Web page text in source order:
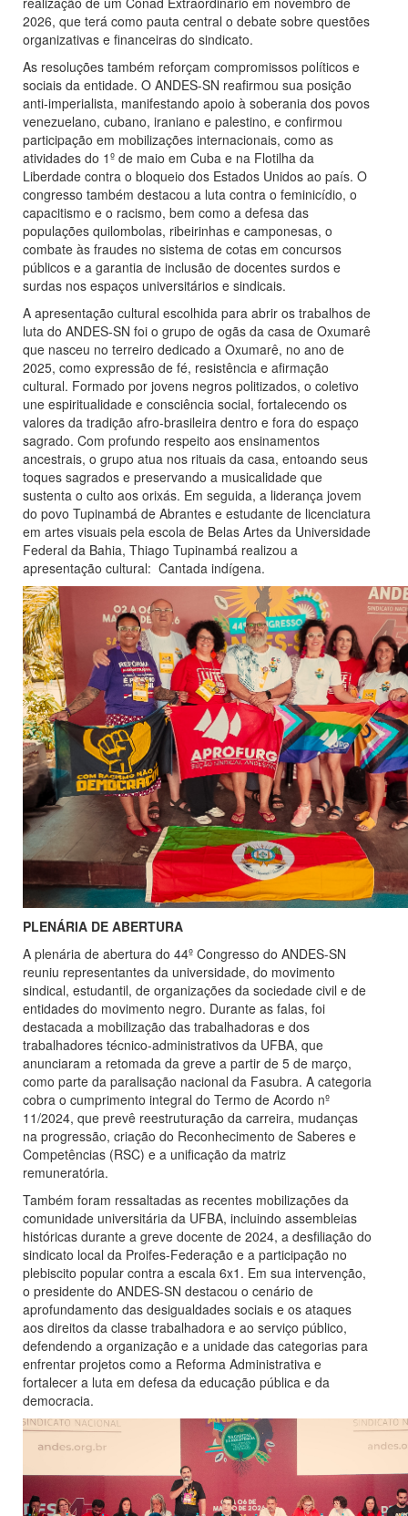
2026, que terá como pauta central o debate sobre questões
organizativas e financeiras do sindicato.
As resoluções também reforçam compromissos políticos e
sociais da entidade. O ANDES-SN reafirmou sua posição
anti-imperialista, manifestando apoio à soberania dos povos
venezuelano, cubano, iraniano e palestino, e confirmou
participação em mobilizações internacionais, como as
atividades do 1º de maio em Cuba e na Flotilha da
Liberdade contra o bloqueio dos Estados Unidos ao país. O
congresso também destacou a luta contra o feminicídio, o
capacitismo e o racismo, bem como a defesa das
populações quilombolas, ribeirinhas e camponesas, o
combate às fraudes no sistema de cotas em concursos
públicos e a garantia de inclusão de docentes surdos e
surdas nos espaços universitários e sindicais.
A apresentação cultural escolhida para abrir os trabalhos de
luta do ANDES-SN foi o grupo de ogãs da casa de Oxumarê
que nasceu no terreiro dedicado a Oxumarê, no ano de
2025, como expressão de fé, resistência e afirmação
cultural. Formado por jovens negros politizados, o coletivo
une espiritualidade e consciência social, fortalecendo os
valores da tradição afro-brasileira dentro e fora do espaço
sagrado. Com profundo respeito aos ensinamentos
ancestrais, o grupo atua nos rituais da casa, entoando seus
toques sagrados e preservando a musicalidade que
sustenta o culto aos orixás. Em seguida, a liderança jovem
do povo Tupinambá de Abrantes e estudante de licenciatura
em artes visuais pela escola de Belas Artes da Universidade
Federal da Bahia, Thiago Tupinambá realizou a
apresentação cultural: Cantada indígena.
PLENÁRIA DE ABERTURA
A plenária de abertura do 44º Congresso do ANDES-SN
reuniu representantes da universidade, do movimento
sindical, estudantil, de organizações da sociedade civil e de
entidades do movimento negro. Durante as falas, foi
destacada a mobilização das trabalhadoras e dos
trabalhadores técnico-administrativos da UFBA, que
anunciaram a retomada da greve a partir de 5 de março,
como parte da paralisação nacional da Fasubra. A categoria
cobra o cumprimento integral do Termo de Acordo nº
11/2024, que prevê reestruturação da carreira, mudanças
na progressão, criação do Reconhecimento de Saberes e
Competências (RSC) e a unificação da matriz
remuneratória.
Também foram ressaltadas as recentes mobilizações da
comunidade universitária da UFBA, incluindo assembleias
históricas durante a greve docente de 2024, a desfiliação do
sindicato local da Proifes-Federação e a participação no
plebiscito popular contra a escala 6x1. Em sua intervenção,
o presidente do ANDES-SN destacou o cenário de
aprofundamento das desigualdades sociais e os ataques
aos direitos da classe trabalhadora e ao serviço público,
defendendo a organização e a unidade das categorias para
enfrentar projetos como a Reforma Administrativa e
fortalecer a luta em defesa da educação pública e da
democracia.